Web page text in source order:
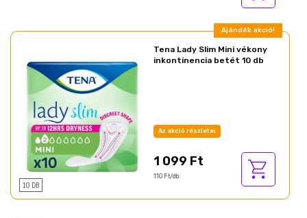
Ajándék akció!
10 DB
Tena Lady Slim Mini vékony
inkontinencia betét 10 db
Az akció részletei
1 099 Ft
110 Ft/db